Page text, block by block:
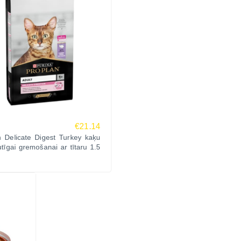
€21.14
Delicate Digest Turkey kaķu
gremošanai ar tītaru 1.5